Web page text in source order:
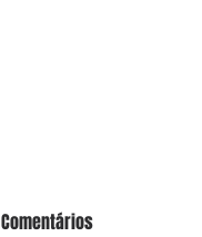
Comentários